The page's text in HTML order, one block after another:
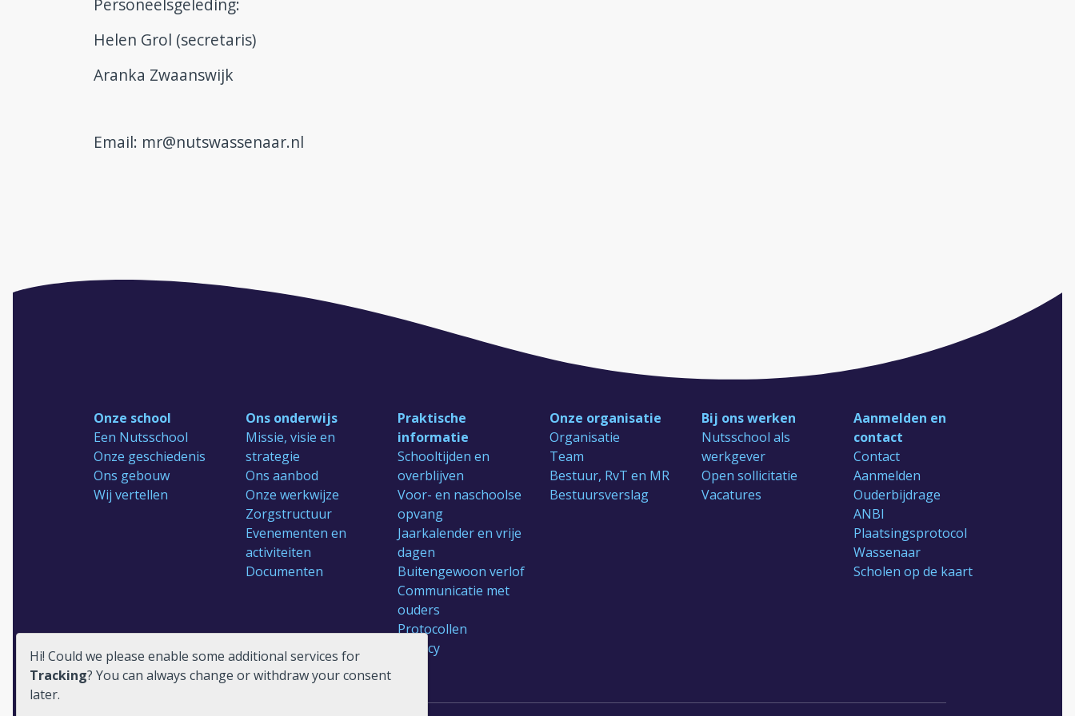
Personeelsgeleding:
Helen Grol (secretaris)
Aranka Zwaanswijk
Email: mr@nutswassenaar.nl
Onze school
Een Nutsschool
Onze geschiedenis
Ons gebouw
Wij vertellen
Ons onderwijs
Missie, visie en
strategie
Ons aanbod
Onze werkwijze
Zorgstructuur
Evenementen en
activiteiten
Documenten
Praktische
informatie
Schooltijden en
overblijven
Voor- en naschoolse
opvang
Jaarkalender en vrije
dagen
Buitengewoon verlof
Communicatie met
ouders
Protocollen
Privacy
Onze organisatie
Organisatie
Team
Bestuur, RvT en MR
Bestuursverslag
Bij ons werken
Nutsschool als
werkgever
Open sollicitatie
Vacatures
Aanmelden en
contact
Contact
Aanmelden
Ouderbijdrage
ANBI
Plaatsingsprotocol
Wassenaar
Scholen op de kaart
Reünie 75 jaar
Hi! Could we please enable some additional services for
Tracking? You can always change or withdraw your consent
later.